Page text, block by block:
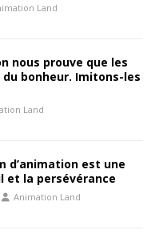
Land
nous prouve que les
bonheur. Imitons-les
Land
d’animation est une
et la persévérance
Animation Land